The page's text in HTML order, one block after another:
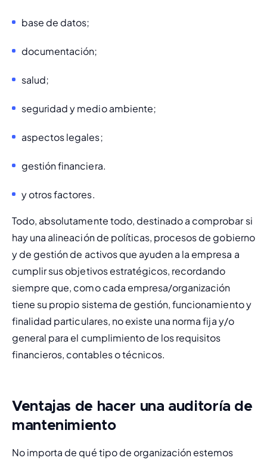
base de datos;
documentación;
salud;
seguridad y medio ambiente;
aspectos legales;
gestión financiera.
y otros factores.
Todo, absolutamente todo, destinado a comprobar si
hay una alineación de políticas, procesos de gobierno
y de gestión de activos que ayuden a la empresa a
cumplir sus objetivos estratégicos, recordando
siempre que, como cada empresa/organización
tiene su propio sistema de gestión, funcionamiento y
finalidad particulares, no existe una norma fija y/o
general para el cumplimiento de los requisitos
financieros, contables o técnicos.
Ventajas de hacer una auditoría de
mantenimiento
No importa de qué tipo de organización estemos